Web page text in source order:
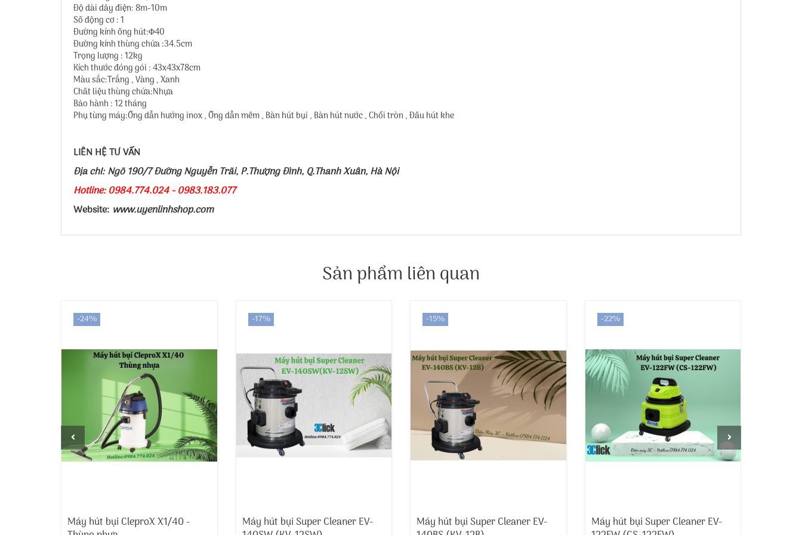
Độ dài dây điện: 8m-10m
Số động cơ : 1
Đường kính ống hút:Φ40
Đường kính thùng chứa :34.5cm
Trọng lượng : 12kg
Kích thước đóng gói : 43x43x78cm
Màu sắc:Trắng , Vàng , Xanh
Chất liệu thùng chứa:Nhựa
Bảo hành : 12 tháng
Phụ tùng máy:Ống dẫn hướng inox , Ống dẫn mềm , Bàn hút bụi , Bàn hút nước , Chổi tròn , Đầu hút khe
LIÊN HỆ TƯ VẤN
Địa chỉ: Ngõ 190/7 Đường Nguyễn Trãi, P.Thượng Đình, Q.Thanh Xuân, Hà Nội
Hotline: 0984.774.024 - 0983.183.077
Website: www.uyenlinhshop.com
Sản phẩm liên quan
-24%
Máy hút bụi CleproX X1/40 -
-17%
Máy hút bụi Super Cleaner EV-
-15%
Máy hút bụi Super Cleaner EV-
-22%
Máy hút bụi Super Cleaner EV-